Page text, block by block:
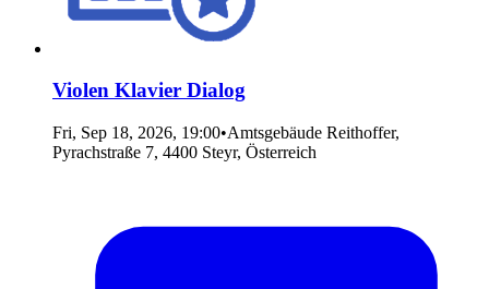
Violen Klavier Dialog
Fri, Sep 18, 2026, 19:00•Amtsgebäude Reithoffer,
Pyrachstraße 7, 4400 Steyr, Österreich